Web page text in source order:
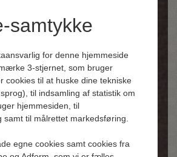
samtykke
for denne hjemmeside
3-stjernet, som bruger
cookies til at huske dine tekniske
til indsamling af statistik om
hjemmesiden, til
samt til målrettet markedsføring.
egne cookies samt cookies fra